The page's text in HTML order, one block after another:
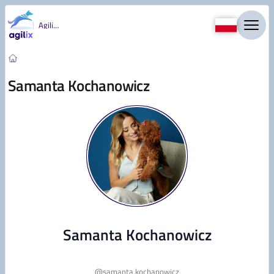
Przejdź do treści
Agility
Samanta Kochanowicz
Samanta Kochanowicz
@samanta.kochanowicz